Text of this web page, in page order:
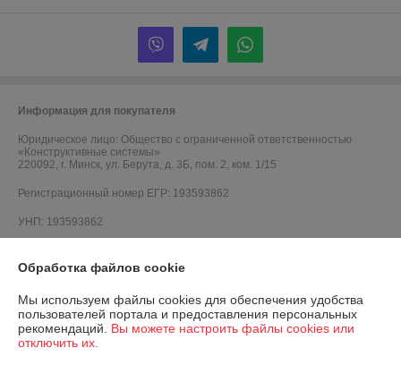
Информация для покупателя
Юридическое лицо: Общество с ограниченной ответственностью
«Конструктивные системы»
220092, г. Минск, ул. Берута, д. 3Б, пом. 2, ком. 1/15
Регистрационный номер ЕГР: 193593862
УНП: 193593862
Дата регистрации компании: 06.10.2021
Ссылка на свидетельство/лицензию
Ссылка на свидетельство/лицензию
Обработка файлов cookie
Мы используем файлы cookies для обеспечения удобства
пользователей портала и предоставления персональных
рекомендаций. Вы можете настроить файлы cookies или
отключить их.